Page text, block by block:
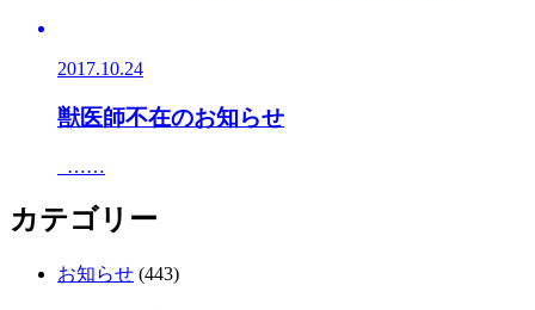
2017.10.24
獣医師不在のお知らせ
……
カテゴリー
お知らせ (443)